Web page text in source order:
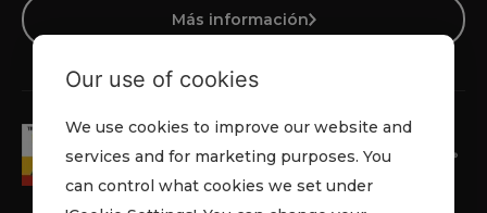
Más información
Our use of cookies
We use cookies to improve our website and
services and for marketing purposes. You
can control what cookies we set under